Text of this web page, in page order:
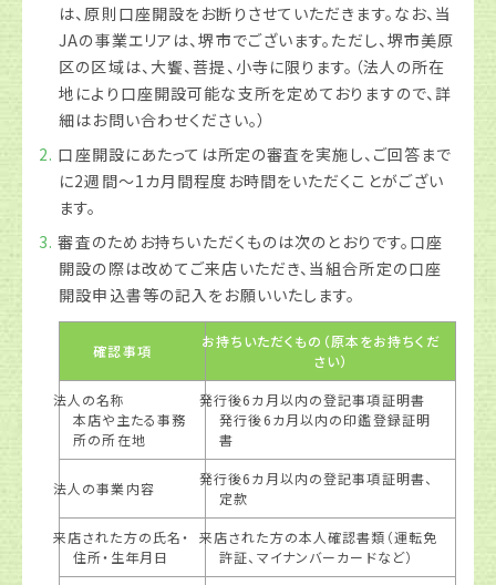
は、原則口座開設をお断りさせていただきます。なお、当
JAの事業エリアは、堺市でございます。ただし、堺市美原
区の区域は、大饗、菩提、小寺に限ります。（法人の所在
地により口座開設可能な支所を定めておりますので、詳
細はお問い合わせください。）
口座開設にあたっては所定の審査を実施し、ご回答まで
に2週間～1カ月間程度お時間をいただくことがござい
ます。
審査のためお持ちいただくものは次のとおりです。口座
開設の際は改めてご来店いただき、当組合所定の口座
開設申込書等の記入をお願いいたします。
確認事項
お持ちいただくもの（原本をお持ちくだ
さい）
法人の名称
本店や主たる事務
所の所在地
発行後6カ月以内の登記事項証明書
発行後6カ月以内の印鑑登録証明
書
法人の事業内容
発行後6カ月以内の登記事項証明書、
定款
来店された方の氏名・
住所・生年月日
来店された方の本人確認書類（運転免
許証、マイナンバーカードなど）